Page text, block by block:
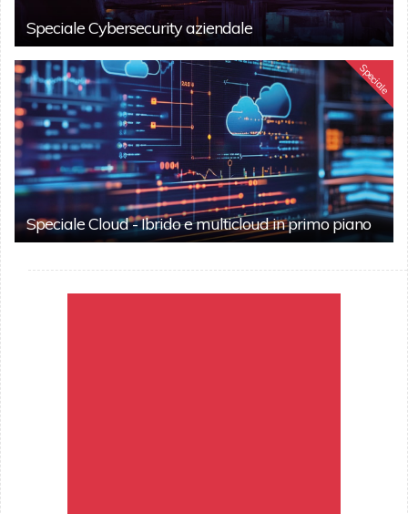
Speciale Cybersecurity aziendale
Speciale
Speciale Cloud - Ibrido e multicloud in primo piano